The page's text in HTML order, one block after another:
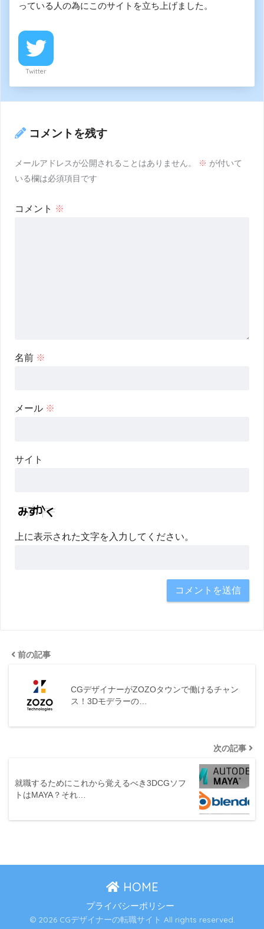
っている人の為にこのサイトを立ち上げました。
Twitter
コメントを残す
メールアドレスが公開されることはありません。 ※ が付いて
いる欄は必須項目です
コメント ※
名前 ※
メール ※
サイト
上に表示された文字を入力してください。
前の記事
CGデザイナーがZOZOタウンで働けるチャン
ス！3Dモデラーの…
次の記事
就職するためにこれから覚えるべき3DCGソフ
トはMAYA？それ…
HOME
プライバシーポリシー
© 2026 CGデザイナーの転職サイト All rights reserved.